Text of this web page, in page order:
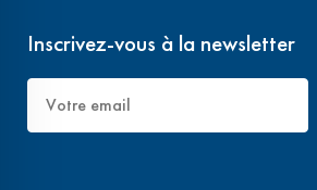
Inscrivez-vous à la newsletter